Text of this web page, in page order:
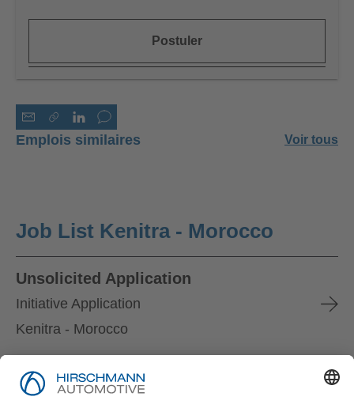
Postuler
Emplois similaires Voir tous
Job List Kenitra - Morocco
Unsolicited Application
Initiative Application
Kenitra - Morocco